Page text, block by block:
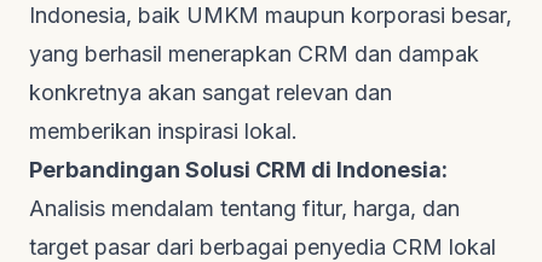
Indonesia, baik UMKM maupun korporasi besar,
yang berhasil menerapkan CRM dan dampak
konkretnya akan sangat relevan dan
memberikan inspirasi lokal.
Perbandingan Solusi CRM di Indonesia:
Analisis mendalam tentang fitur, harga, dan
target pasar dari berbagai penyedia CRM lokal